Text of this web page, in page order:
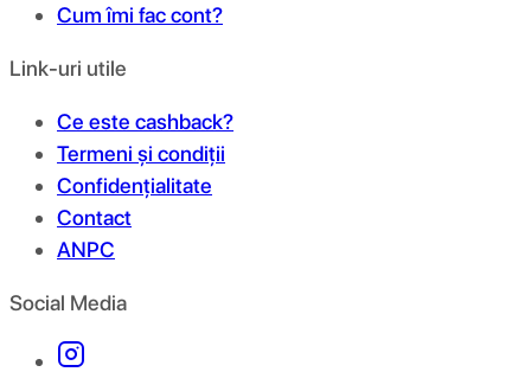
Cum îmi fac cont?
Link-uri utile
Ce este cashback?
Termeni și condiții
Confidențialitate
Contact
ANPC
Social Media